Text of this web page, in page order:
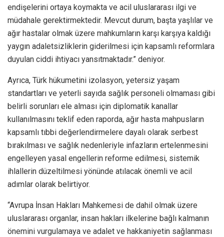
endişelerini ortaya koymakta ve acil uluslararası ilgi ve
müdahale gerektirmektedir. Mevcut durum, başta yaşlılar ve
ağır hastalar olmak üzere mahkumların karşı karşıya kaldığı
yaygın adaletsizliklerin giderilmesi için kapsamlı reformlara
duyulan ciddi ihtiyacı yansıtmaktadır.” deniyor.
Ayrıca, Türk hükumetini izolasyon, yetersiz yaşam
standartları ve yeterli sayıda sağlık personeli olmaması gibi
belirli sorunları ele alması için diplomatik kanallar
kullanılmasını teklif eden raporda, ağır hasta mahpusların
kapsamlı tıbbi değerlendirmelere dayalı olarak serbest
bırakılması ve sağlık nedenleriyle infazların ertelenmesini
engelleyen yasal engellerin reforme edilmesi, sistemik
ihlallerin düzeltilmesi yönünde atılacak önemli ve acil
adımlar olarak belirtiyor.
“Avrupa İnsan Hakları Mahkemesi de dahil olmak üzere
uluslararası organlar, insan hakları ilkelerine bağlı kalmanın
önemini vurgulamaya ve adalet ve hakkaniyetin sağlanması